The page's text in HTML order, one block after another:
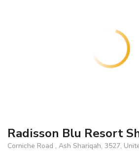
Radisson Blu Resort
Corniche Road , Ash Shariqah, 3527,